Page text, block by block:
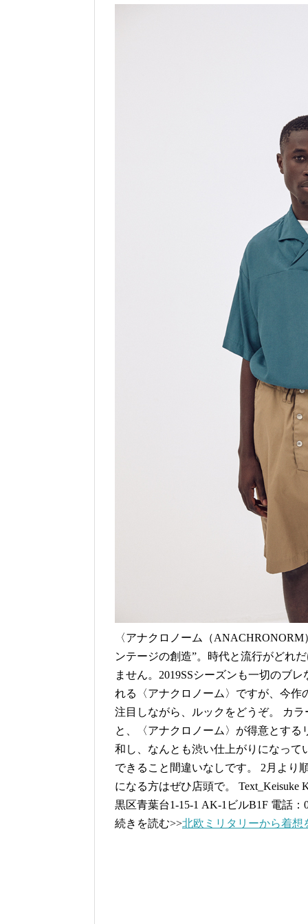
〈アナクロノーム（
ンテージの創造”。時代と流行がどれ
ません。2019SSシーズンも一切のブ
れる〈アナクロノーム〉ですが、今
注目しながら、ルックをどうぞ。 カ
と、〈アナクロノーム〉が得意とす
和し、なんとも渋い仕上がりになっ
できること間違いなしです。 2月より
になる方はぜひ店頭で。 Text_Keisuke
黒区青葉台1-15-1 AK-1ビルB1F 電話：
続きを読む>>北欧ミリタリーから着想